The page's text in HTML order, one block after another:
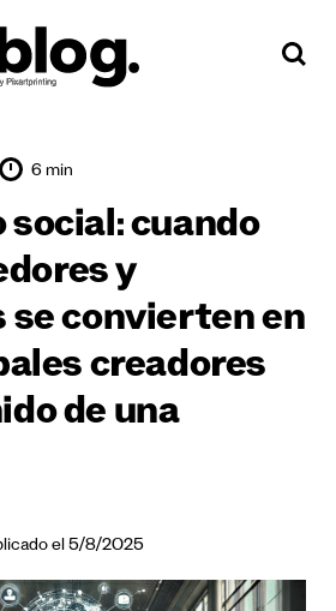
6 min
cuando
y
convierten en
creadores
de una
el 5/8/2025